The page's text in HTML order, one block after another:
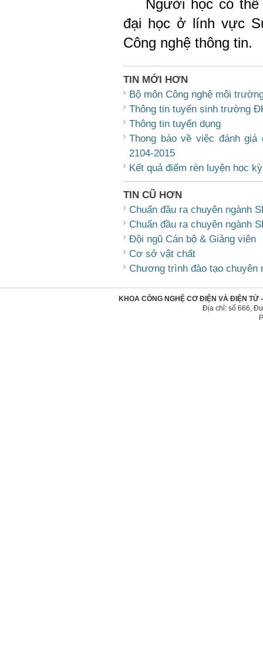
Người học có
đại học ở lính vực
Công nghệ thông tin.
TIN MỚI HƠN
Bộ môn Công nghệ môi
Thông tin tuyến sinh trường
Thông tin tuyển dụng
Thong báo về việc đánh
2104-2015
Kết quả điểm rèn luyện học
TIN CŨ HƠN
Chuẩn đầu ra chuyên ngành
Chuẩn đầu ra chuyên ngành
Đội ngũ Cán bộ & Giảng viên
Cơ sở vật chất
Chương trình đào tạo chuyên
KHOA CÔNG NGHỆ CƠ ĐIỆN VÀ ĐIỆN TỬ
Địa chỉ: số 666,